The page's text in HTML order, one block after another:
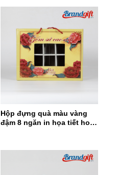
Hộp đựng quà màu vàng
đậm 8 ngăn in họa tiết hoa